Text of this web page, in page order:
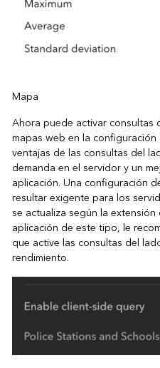
Mapa
Ahora puede activar consultas
mapas web en la
ventajas de las consultas del
demanda en el servidor y un
aplicación. Una configuración
resultar exigente para los
se actualiza según la
aplicación de este tipo, le
que active las consultas del
rendimiento.